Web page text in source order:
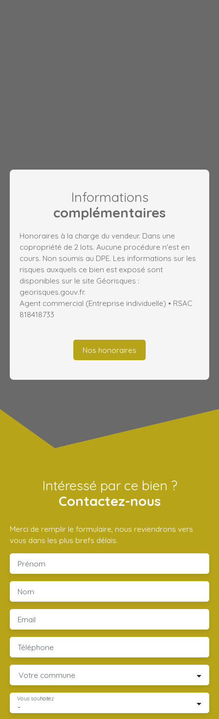
Informations
complémentaires
Honoraires à la charge du vendeur. Dans une
copropriété de 2 lots. Aucune procédure n'est en
cours. Non soumis au DPE. Les informations sur les
risques auxquels ce bien est exposé sont
disponibles sur le site Géorisques :
georisques.gouv.fr.
Agent commercial (Entreprise individuelle) • RSAC
818418733
Nos honoraires
Intéressé par ce bien ?
Contactez-nous
Merci de remplir le formulaire, nous reviendrons vers
vous dans les plus brefs délais.
Prénom
Nom
Email
Téléphone
Votre commune
-
Vous souhaitez